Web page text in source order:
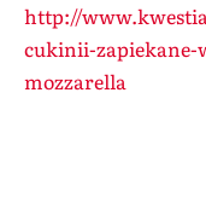
http://
cukinii-zapiekane-
mozzarella